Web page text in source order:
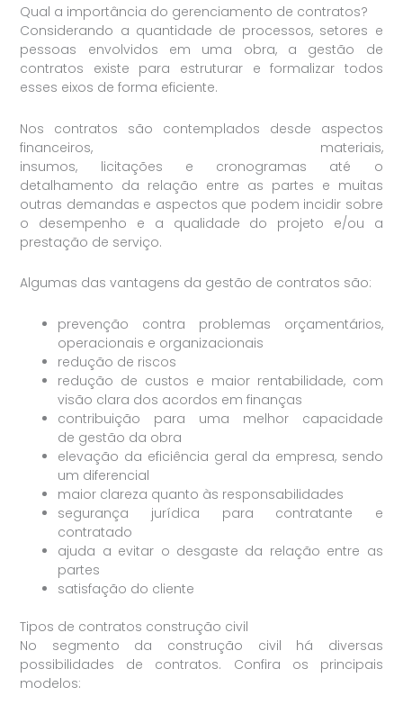
Qual a importância do gerenciamento de contratos?
Considerando a quantidade de processos, setores e
pessoas envolvidos em uma obra, a gestão de
contratos existe para estruturar e formalizar todos
esses eixos de forma eficiente.
Nos contratos são contemplados desde aspectos
financeiros, materiais,
insumos, licitações e cronogramas até o
detalhamento da relação entre as partes e muitas
outras demandas e aspectos que podem incidir sobre
o desempenho e a qualidade do projeto e/ou a
prestação de serviço.
Algumas das vantagens da gestão de contratos são:
prevenção contra problemas orçamentários,
operacionais e organizacionais
redução de riscos
redução de custos e maior rentabilidade, com
visão clara dos acordos em finanças
contribuição para uma melhor capacidade
de gestão da obra
elevação da eficiência geral da empresa, sendo
um diferencial
maior clareza quanto às responsabilidades
segurança jurídica para contratante e
contratado
ajuda a evitar o desgaste da relação entre as
partes
satisfação do cliente
Tipos de contratos construção civil
No segmento da construção civil há diversas
possibilidades de contratos. Confira os principais
modelos: